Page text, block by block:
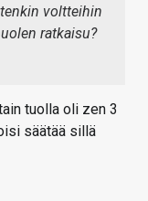
voltteihin
ratkaisu?
tuolla oli zen 3
säätää sillä